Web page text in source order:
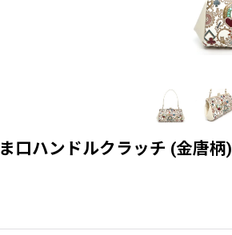
口ハンドルクラッチ (金唐柄)